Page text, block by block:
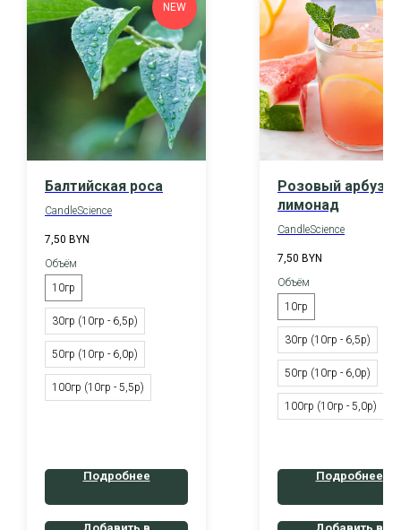
NEW
Балтийская роса
CandleScience
7,50 BYN
Объём
10гр
30гр (10гр - 6,5р)
50гр (10гр - 6,0р)
100гр (10гр - 5,5р)
Подробнее
Розовый
лимонад
CandleScience
7,50 BYN
Объём
10гр
30гр (10гр - 6,5р)
50гр (10гр - 6,0р)
100гр (10гр - 5,0р)
Подробнее